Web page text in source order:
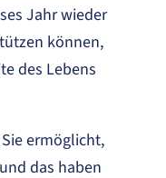
Jahr wieder
können,
des Lebens
ermöglicht,
das haben